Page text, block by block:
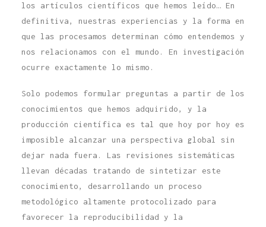
los artículos científicos que hemos leído… En
definitiva, nuestras experiencias y la forma en
que las procesamos determinan cómo entendemos y
nos relacionamos con el mundo. En investigación
ocurre exactamente lo mismo.
Solo podemos formular preguntas a partir de los
conocimientos que hemos adquirido, y la
producción científica es tal que hoy por hoy es
imposible alcanzar una perspectiva global sin
dejar nada fuera. Las revisiones sistemáticas
llevan décadas tratando de sintetizar este
conocimiento, desarrollando un proceso
metodológico altamente protocolizado para
favorecer la reproducibilidad y la